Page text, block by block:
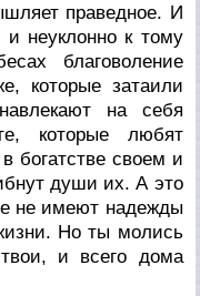
праведное. И
неуклонно к тому
благоволение
которые затаили
на себя
которые любят
богатстве своем и
души их. А это
не имеют надежды
Но ты молись
и всего дома